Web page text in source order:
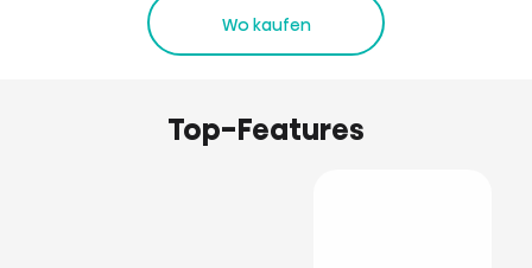
Wo kaufen
Top-Features